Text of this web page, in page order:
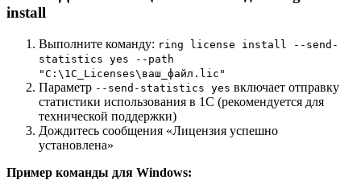
install
Выполните команду: ring license install --send-
statistics yes --path
"C:\1C_Licenses\ваш_файл.lic"
Параметр --send-statistics yes включает отправку
статистики использования в 1С (рекомендуется для
технической поддержки)
Дождитесь сообщения «Лицензия успешно
установлена»
Пример команды для Windows: